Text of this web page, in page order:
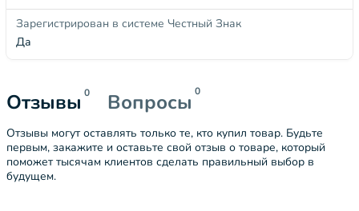
Зарегистрирован в системе Честный Знак
Да
Отзывы 0 Вопросы 0
Отзывы могут оставлять только те, кто купил товар. Будьте
первым, закажите и оставьте свой отзыв о товаре, который
поможет тысячам клиентов сделать правильный выбор в
будущем.